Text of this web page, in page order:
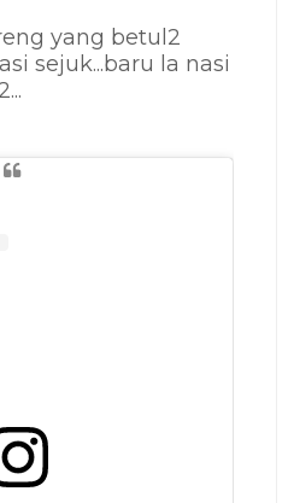
yang betul2
sejuk...baru la nasi